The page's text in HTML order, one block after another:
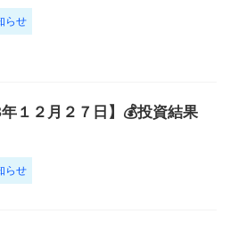
らせ
１２月２７日】💰投資結果
らせ